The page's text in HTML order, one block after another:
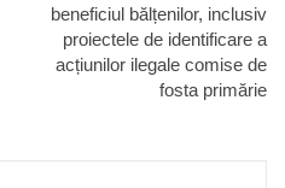
beneficiul bălțenilor, inclusiv
proiectele de identificare a
acțiunilor ilegale comise de
fosta primărie